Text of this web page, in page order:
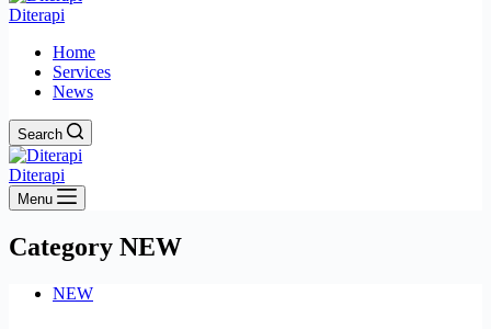
Diterapi
Home
Services
News
Search
Diterapi
Menu
Category NEW
NEW